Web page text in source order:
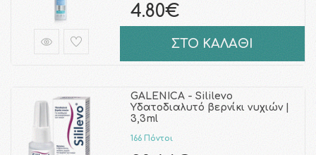
4.80€
ΣΤΟ ΚΑΛΑΘΙ
GALENICA - Sililevo
Υδατοδιαλυτό βερνίκι νυχιών |
3,3ml
166 Πόντοι